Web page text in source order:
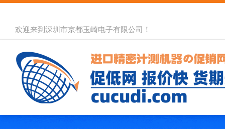
欢迎来到深圳市京都玉崎电子有限公司！